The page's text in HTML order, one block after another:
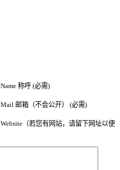
Name 称呼 (必需)
Mail 邮箱（不会公开） (必需)
Website（若您有网站，请留下网址以便